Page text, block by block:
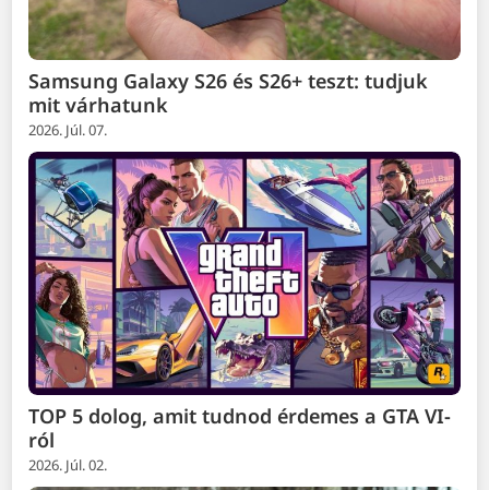
Samsung Galaxy S26 és S26+ teszt: tudjuk
mit várhatunk
2026. Júl. 07.
TOP 5 dolog, amit tudnod érdemes a GTA VI-
ról
2026. Júl. 02.